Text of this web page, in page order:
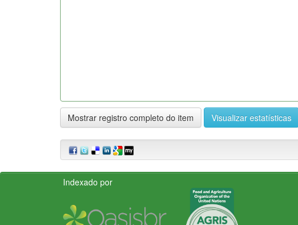
Mostrar registro completo do item Visualizar estatísticas
Indexado por